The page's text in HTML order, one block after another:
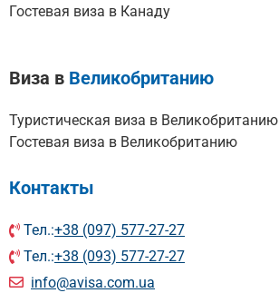
Гостевая виза в Канаду
Виза в Великобританию
Туристическая виза в Великобританию
Гостевая виза в Великобританию
Контакты
Тел.:+38 (097) 577-27-27
Тел.:+38 (093) 577-27-27
info@avisa.com.ua